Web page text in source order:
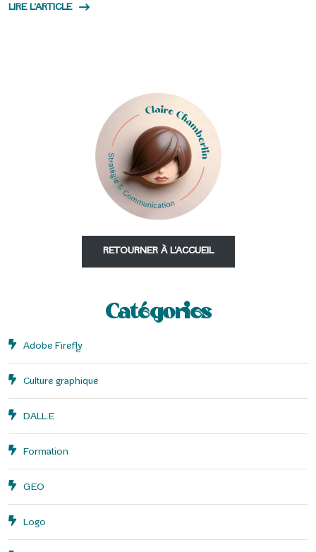
LIRE L'ARTICLE
RETOURNER À L'ACCUEIL
Catégories
Adobe Firefly
Culture graphique
DALL.E
Formation
GEO
Logo